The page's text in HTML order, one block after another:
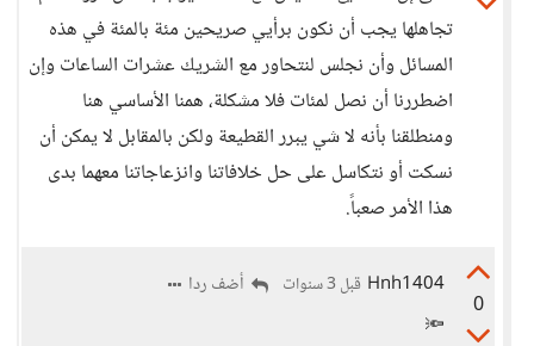
تجاهلها يجب أن نكون برأيي صريحين مئة بالمئة في هذه
المسائل وأن نجلس لنتحاور مع الشريك عشرات الساعات وإن
اضطررنا أن نصل لمئات فلا مشكلة، همنا الأساسي هنا
ومنطلقنا بأنه لا شي يبرر القطيعة ولكن بالمقابل لا يمكن أن
نسكت أو نتكاسل على حل خلافاتنا وانزعاجاتنا معهما بدى
هذا الأمر صعباً.
0
Hnh1404 قبل 3 سنوات أضف ردا
🔦